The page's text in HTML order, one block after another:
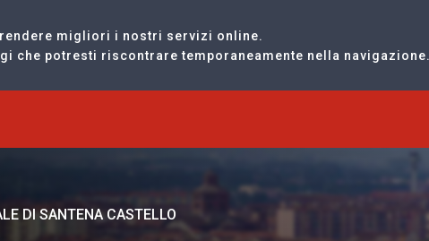
migliori i nostri servizi online.
che potresti riscontrare temporaneamente nella navigazione.
DI SANTENA CASTELLO